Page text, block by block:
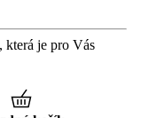
která je pro Vás